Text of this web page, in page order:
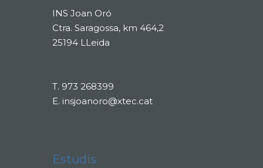
INS Joan Oró
Ctra. Saragossa, km 464,2
25194 LLeida
T. 973 268399
E. insjoanoro@xtec.cat
Estudis